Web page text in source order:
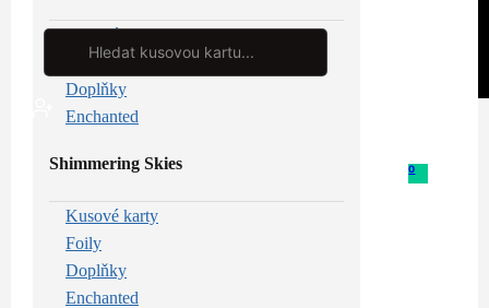
Search
0
Kusové karty
Foily
Doplňky
Enchanted
Shimmering Skies
Kusové karty
Foily
Doplňky
Enchanted